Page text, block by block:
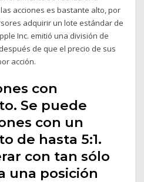
acciones es bastante alto, por
adquirir un lote estándar de
Inc. emitió una división de
de que el precio de sus
acción.
con
Se puede
con un
de hasta 5:1.
con tan sólo
una posición